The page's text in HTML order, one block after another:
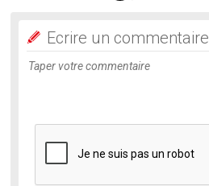
Ecrire un commentaire